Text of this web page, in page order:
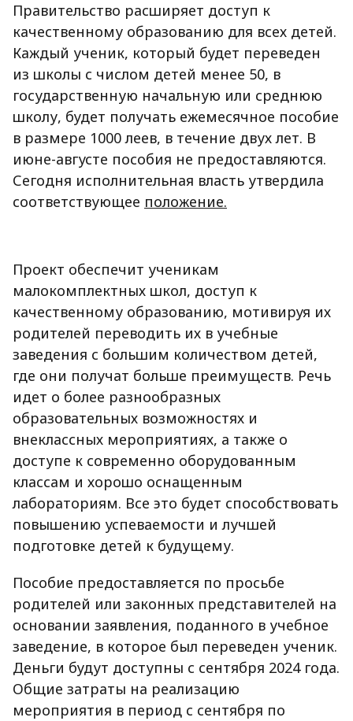
Правительство расширяет доступ к
качественному образованию для всех детей.
Каждый ученик, который будет переведен
из школы с числом детей менее 50, в
государственную начальную или среднюю
школу, будет получать ежемесячное пособие
в размере 1000 леев, в течение двух лет. В
июне-августе пособия не предоставляются.
Сегодня исполнительная власть утвердила
соответствующее положение.
Проект обеспечит ученикам
малокомплектных школ, доступ к
качественному образованию, мотивируя их
родителей переводить их в учебные
заведения с большим количеством детей,
где они получат больше преимуществ. Речь
идет о более разнообразных
образовательных возможностях и
внеклассных мероприятиях, а также о
доступе к современно оборудованным
классам и хорошо оснащенным
лабораториям. Все это будет способствовать
повышению успеваемости и лучшей
подготовке детей к будущему.
Пособие предоставляется по просьбе
родителей или законных представителей на
основании заявления, поданного в учебное
заведение, в которое был переведен ученик.
Деньги будут доступны с сентября 2024 года.
Общие затраты на реализацию
мероприятия в период с сентября по